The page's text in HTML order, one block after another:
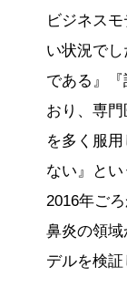
ビジネス
い状況で
である』
おり、専
を多く服
ない』とい
2016年ご
鼻炎の領
デルを検証